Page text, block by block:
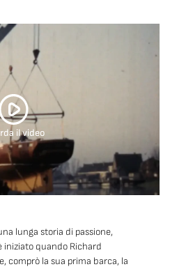
lunga storia di passione,
quando Richard
comprò la sua prima barca, la